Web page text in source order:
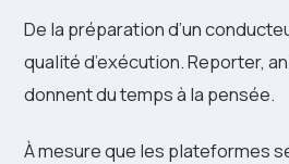
De la préparation d’un
qualité d’exécution. Reporter,
donnent du temps à la pensée.
À mesure que les plateformes